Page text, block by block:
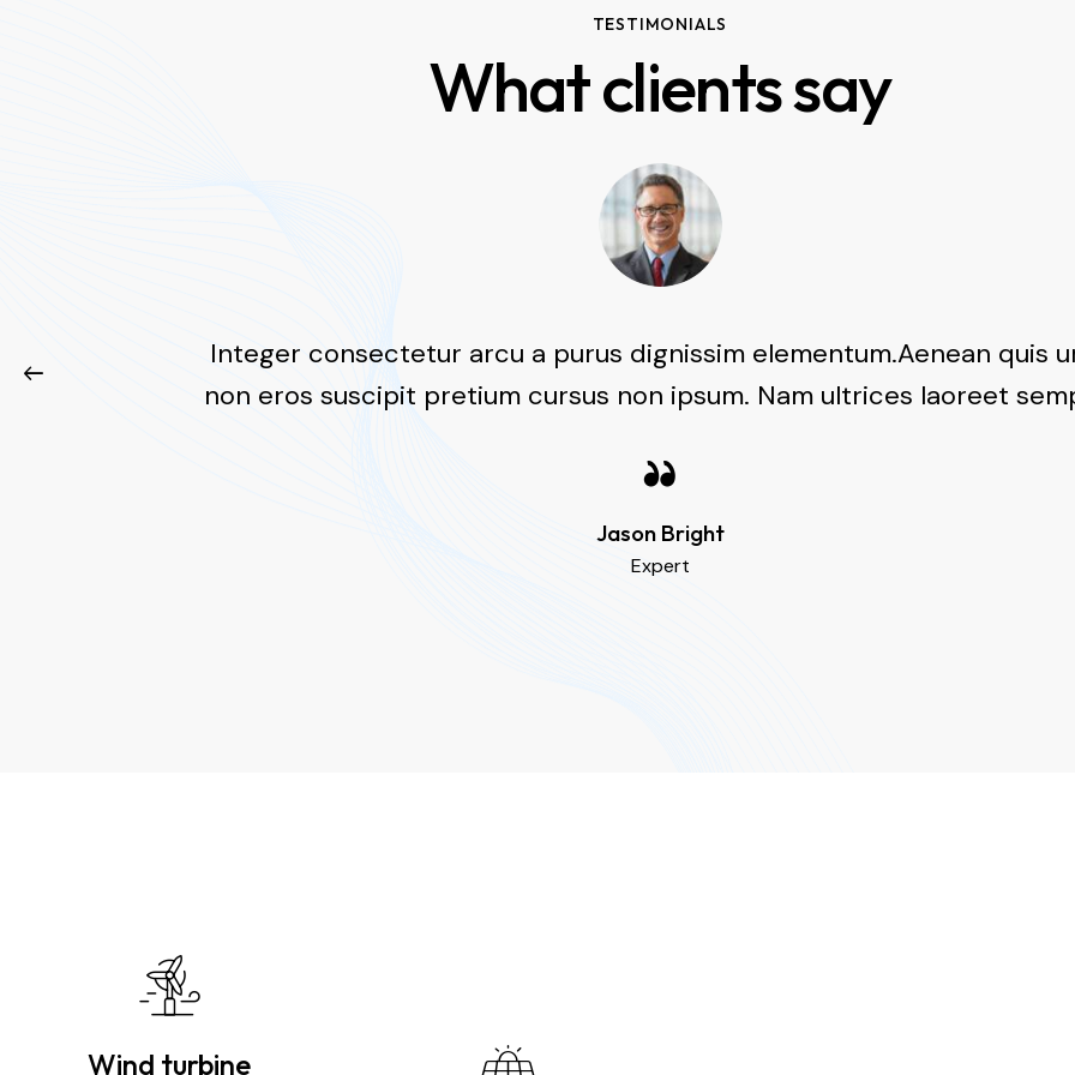
TESTIMONIALS
What clients say
Integer consectetur arcu a purus dignissim elementum.Aenean quis
non eros suscipit pretium cursus non ipsum. Nam ultrices laoreet
Jason Bright
Expert
Wind turbine